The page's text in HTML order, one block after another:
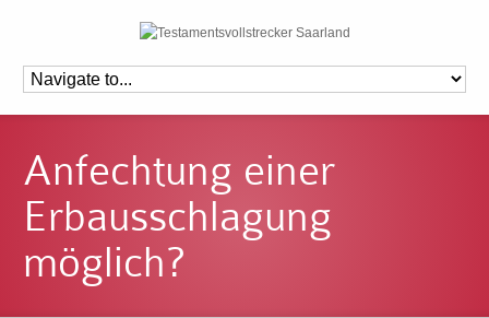
Anfechtung einer
Erbausschlagung
möglich?